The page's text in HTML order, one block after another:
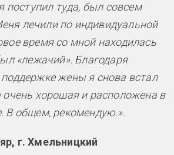
поступил туда, был совсем
лечили по индивидуальной
время со мной находилась
«лежачий». Благодаря
жены я снова встал
очень хорошая и расположена в
В общем, рекомендую.».
г. Хмельницкий